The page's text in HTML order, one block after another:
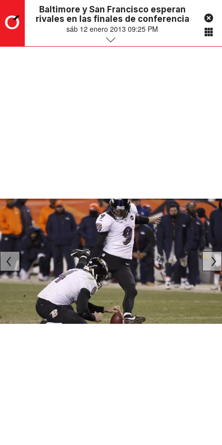
Baltimore y San Francisco esperan
rivales en las finales de conferencia
sáb 12 enero 2013 09:25 PM